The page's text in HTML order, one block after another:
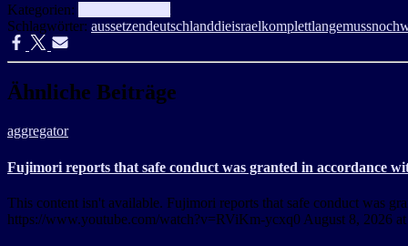
Kategorien:
Schlagwörter: aussetzendeutschlanddieisraelkomplettlangemussnoch
Ähnliche Beiträge
aggregator
Fujimori reports that safe conduct was granted in accordance
This content isn't available. Fujimori reports that safe conduct was
https://www.youtube.com/watch?v=RViKm-ycxq0 August 8, 2026